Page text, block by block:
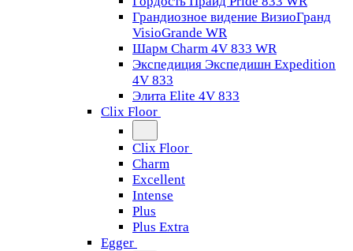
Грандиозное видение ВизиоГранд
VisioGrande WR
Шарм Charm 4V 833 WR
Экспедиция Экспедишн Expedition
4V 833
Элита Elite 4V 833
Clix Floor
Clix Floor
Charm
Excellent
Intense
Plus
Plus Extra
Egger